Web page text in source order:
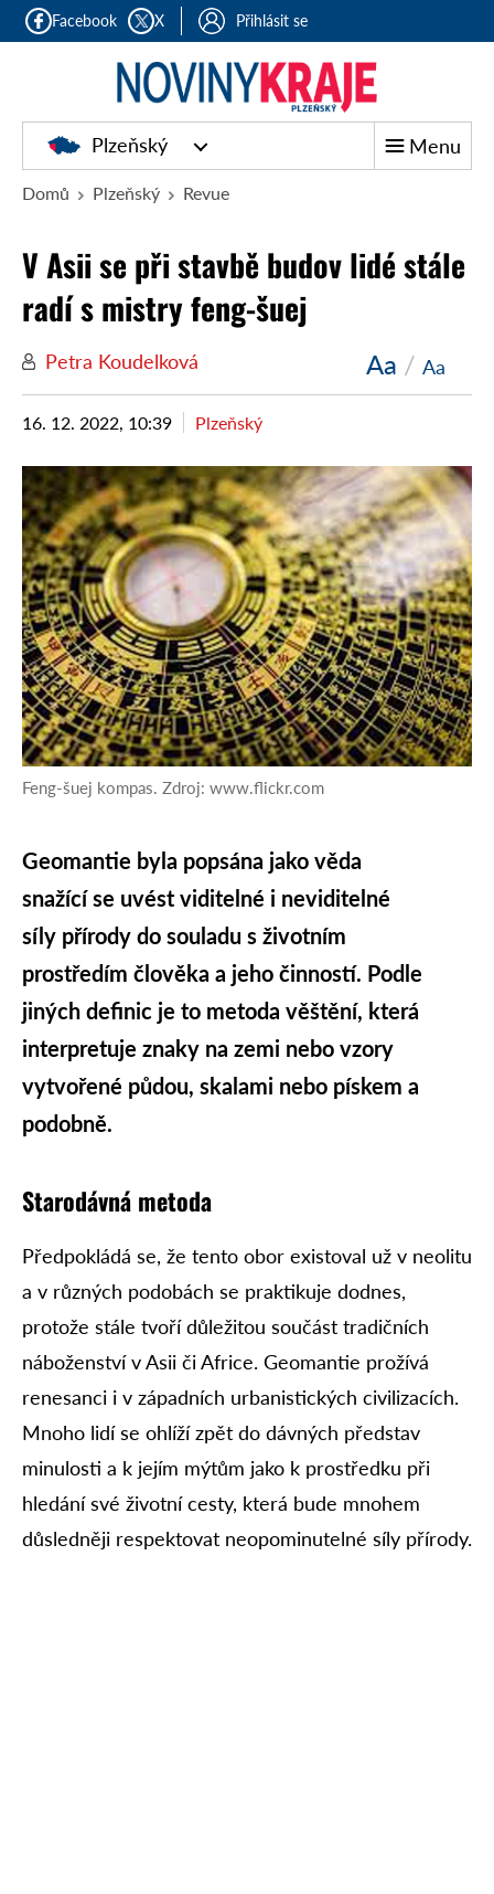
Facebook X Přihlásit se
Plzeňský Menu
Domů Plzeňský Revue
V Asii se při stavbě budov lidé stále
radí s mistry feng-šuej
Petra Koudelková Aa / Aa
16. 12. 2022, 10:39 Plzeňský
Feng-šuej kompas. Zdroj: www.flickr.com
Geomantie byla popsána jako věda
snažící se uvést viditelné i neviditelné
síly přírody do souladu s životním
prostředím člověka a jeho činností. Podle
jiných definic je to metoda věštění, která
interpretuje znaky na zemi nebo vzory
vytvořené půdou, skalami nebo pískem a
podobně.
Starodávná metoda
Předpokládá se, že tento obor existoval už v neolitu
a v různých podobách se praktikuje dodnes,
protože stále tvoří důležitou součást tradičních
náboženství v Asii či Africe. Geomantie prožívá
renesanci i v západních urbanistických civilizacích.
Mnoho lidí se ohlíží zpět do dávných představ
minulosti a k jejím mýtům jako k prostředku při
hledání své životní cesty, která bude mnohem
důsledněji respektovat neopominutelné síly přírody.